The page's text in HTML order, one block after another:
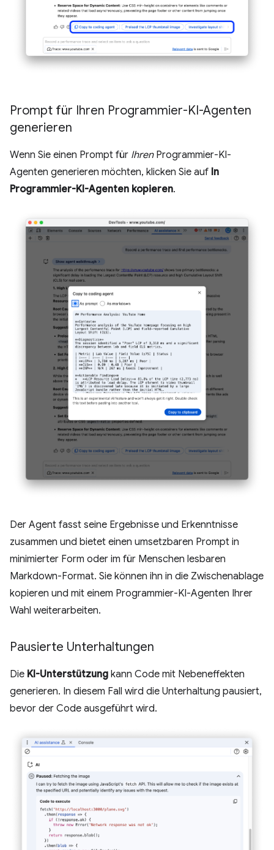
Prompt für Ihren Programmier-KI-Agenten
generieren
Wenn Sie einen Prompt für IhrenProgrammier-KI-
Agenten generieren möchten, klicken Sie auf In
Programmier-KI-Agenten kopieren.
Der Agent fasst seine Ergebnisse und Erkenntnisse
zusammen und bietet einen umsetzbaren Prompt in
minimierter Form oder im für Menschen lesbaren
Markdown-Format. Sie können ihn in die Zwischenablage
kopieren und mit einem Programmier-KI-Agenten Ihrer
Wahl weiterarbeiten.
Pausierte Unterhaltungen
Die KI-Unterstützung kann Code mit Nebeneffekten
generieren. In diesem Fall wird die Unterhaltung pausiert,
bevor der Code ausgeführt wird.